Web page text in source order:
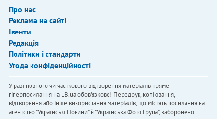
Про нас
Реклама на сайті
Івенти
Редакція
Політики і стандарти
Угода конфіденційності
У разі повного чи часткового відтворення матеріалів пряме
гіперпосилання на LB.ua обов'язкове! Передрук, копіювання,
відтворення або інше використання матеріалів, що містять посилання на
агентство "Українськi Новини" й "Українська Фото Група", заборонено.